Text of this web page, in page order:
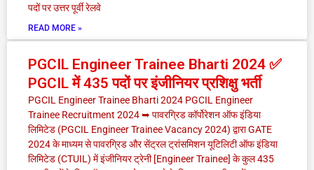
पदों पर उत्तर पूर्वी रेलवे
READ MORE »
PGCIL Engineer Trainee Bharti 2024 ✅
PGCIL में 435 पदों पर इंजीनियर प्रशिक्षु भर्ती
PGCIL Engineer Trainee Bharti 2024 PGCIL Engineer
Trainee Recruitment 2024 ➥ पावरग्रिड कॉर्पोरेशन ऑफ इंडिया
लिमिटेड (PGCIL Engineer Trainee Vacancy 2024) द्वारा GATE
2024 के माध्यम से पावरग्रिड और सेंट्रल ट्रांसमिशन यूटिलिटी ऑफ इंडिया
लिमिटेड (CTUIL) में इंजीनियर ट्रेनी [Engineer Trainee] के कुल 435